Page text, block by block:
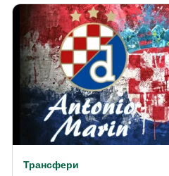
Трансфери